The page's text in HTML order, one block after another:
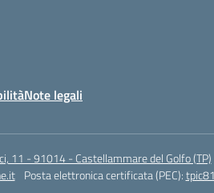
Note legali
11 - 91014 - Castellammare del Golfo (TP)
Posta elettronica certificata (PEC):